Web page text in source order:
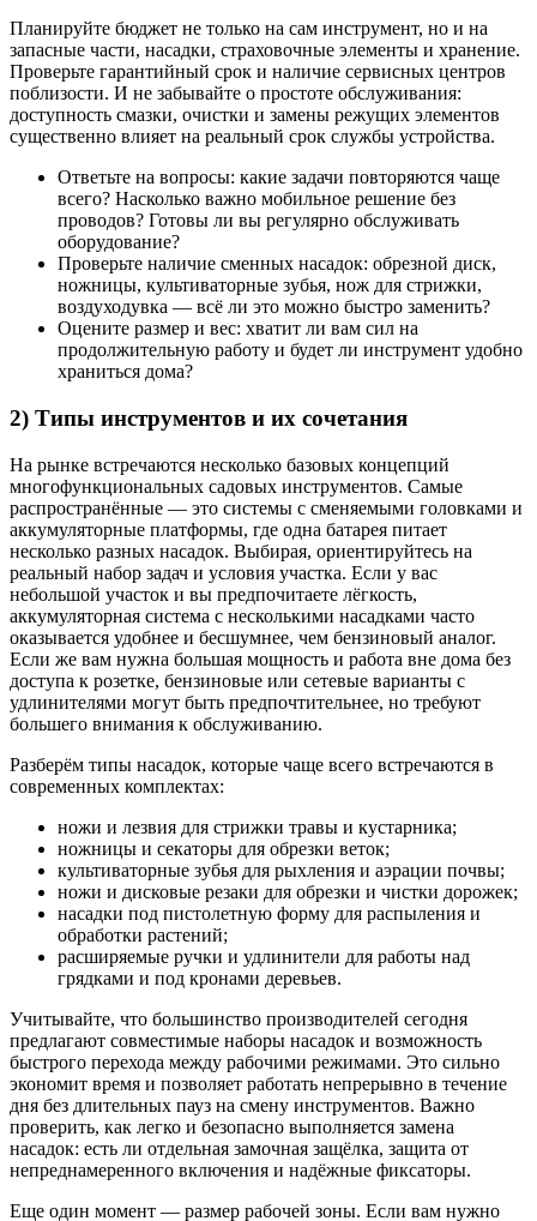
Планируйте бюджет не только на сам инструмент, но и на
запасные части, насадки, страховочные элементы и хранение.
Проверьте гарантийный срок и наличие сервисных центров
поблизости. И не забывайте о простоте обслуживания:
доступность смазки, очистки и замены режущих элементов
существенно влияет на реальный срок службы устройства.
Ответьте на вопросы: какие задачи повторяются чаще
всего? Насколько важно мобильное решение без
проводов? Готовы ли вы регулярно обслуживать
оборудование?
Проверьте наличие сменных насадок: обрезной диск,
ножницы, культиваторные зубья, нож для стрижки,
воздуходувка — всё ли это можно быстро заменить?
Оцените размер и вес: хватит ли вам сил на
продолжительную работу и будет ли инструмент удобно
храниться дома?
2) Типы инструментов и их сочетания
На рынке встречаются несколько базовых концепций
многофункциональных садовых инструментов. Самые
распространённые — это системы с сменяемыми головками и
аккумуляторные платформы, где одна батарея питает
несколько разных насадок. Выбирая, ориентируйтесь на
реальный набор задач и условия участка. Если у вас
небольшой участок и вы предпочитаете лёгкость,
аккумуляторная система с несколькими насадками часто
оказывается удобнее и бесшумнее, чем бензиновый аналог.
Если же вам нужна большая мощность и работа вне дома без
доступа к розетке, бензиновые или сетевые варианты с
удлинителями могут быть предпочтительнее, но требуют
большего внимания к обслуживанию.
Разберём типы насадок, которые чаще всего встречаются в
современных комплектах:
ножи и лезвия для стрижки травы и кустарника;
ножницы и секаторы для обрезки веток;
культиваторные зубья для рыхления и аэрации почвы;
ножи и дисковые резаки для обрезки и чистки дорожек;
насадки под пистолетную форму для распыления и
обработки растений;
расширяемые ручки и удлинители для работы над
грядками и под кронами деревьев.
Учитывайте, что большинство производителей сегодня
предлагают совместимые наборы насадок и возможность
быстрого перехода между рабочими режимами. Это сильно
экономит время и позволяет работать непрерывно в течение
дня без длительных пауз на смену инструментов. Важно
проверить, как легко и безопасно выполняется замена
насадок: есть ли отдельная замочная защёлка, защита от
непреднамеренного включения и надёжные фиксаторы.
Еще один момент — размер рабочей зоны. Если вам нужно